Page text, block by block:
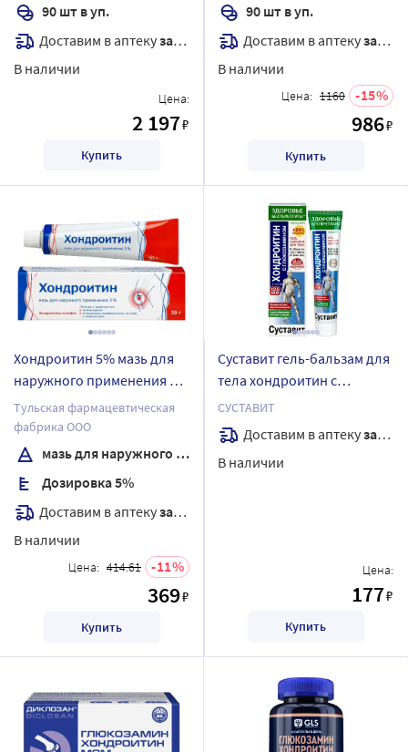
90 шт в уп.
Доставим в аптекузавтра
В наличии
Цена:
2 197₽
Купить
90 шт в уп.
Доставим в аптекузавтра
В наличии
Цена: 1160 15
986₽
Купить
Хондроитин 5% мазь для
наружного применения 30
гр
Тульская фармацевтическая
фабрика ООО
мазь для наружного применения
Дозировка 5%
Доставим в аптекузавтра
В наличии
Цена: 414.61 11
369₽
Купить
Суставит гель-бальзам для
тела хондроитин с
глюкозамином 125 мл
СУСТАВИТ
Доставим в аптекузавтра
В наличии
Цена:
177₽
Купить